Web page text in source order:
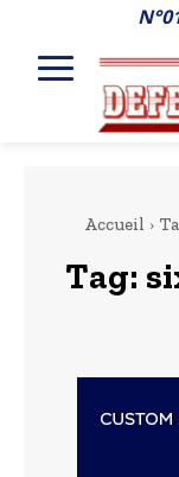
Accueil
Tag: